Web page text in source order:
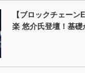
【ブロックチェー
楽 悠介氏登壇！基